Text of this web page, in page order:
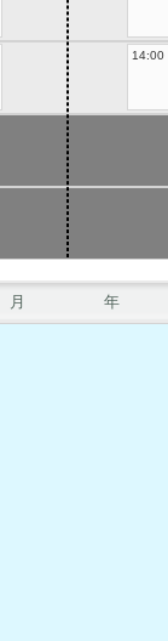
月 年
14:00